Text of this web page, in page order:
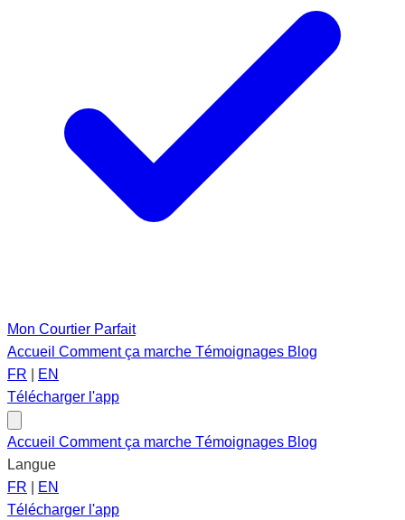
Mon Courtier Parfait
Accueil Comment ça marche Témoignages Blog
FR
EN
Télécharger l'app
Accueil Comment ça marche Témoignages Blog
Langue
FR
EN
Télécharger l'app